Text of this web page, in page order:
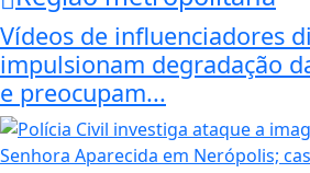
Vídeos de influenciadores
impulsionam degradação
e preocupam...